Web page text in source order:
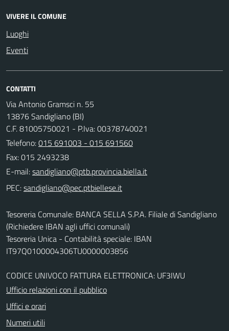
VIVERE IL COMUNE
Luoghi
Eventi
CONTATTI
Via Antonio Gramsci n. 55
13876 Sandigliano (BI)
C.F. 81005750021 - P.Iva: 00378740021
Telefono:015 691003 - 015 691560
Fax: 015 2493238
E-mail:
PEC:
Tesoreria Comunale: BANCA SELLA S.P.A. Filiale di Sandigliano
(Richiedere IBAN agli uffici comunali)
Tesoreria Unica - Contabilità speciale: IBAN
IT97Q0100004306TU0000003856
CODICE UNIVOCO FATTURA ELETTRONICA: UF3IWU
Ufficio relazioni con il pubblico
Uffici e orari
Numeri utili